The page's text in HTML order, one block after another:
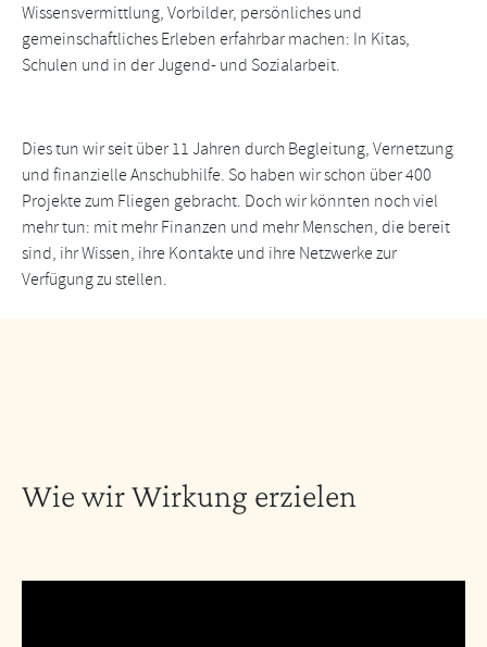
Wissensvermittlung, Vorbilder, persönliches und
gemeinschaftliches Erleben erfahrbar machen: In Kitas,
Schulen und in der Jugend- und Sozialarbeit.
Dies tun wir seit über 11 Jahren durch Begleitung, Vernetzung
und finanzielle Anschubhilfe. So haben wir schon über 400
Projekte zum Fliegen gebracht. Doch wir könnten noch viel
mehr tun: mit mehr Finanzen und mehr Menschen, die bereit
sind, ihr Wissen, ihre Kontakte und ihre Netzwerke zur
Verfügung zu stellen.
Wie wir Wirkung erzielen